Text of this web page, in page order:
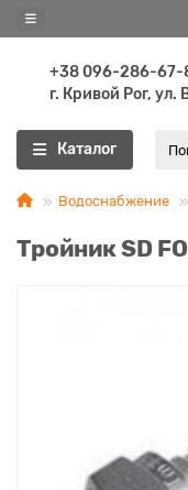
+38 096-286-67-
г. Кривой Рог,
Каталог
Водоснабжение
Тройник SD